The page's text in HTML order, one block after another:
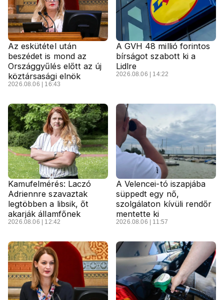
Az eskütétel után
beszédet is mond az
Országgyűlés előtt az új
köztársasági elnök
2026.08.06 | 16:43
A GVH 48 millió forintos
bírságot szabott ki a
Lidlre
2026.08.06 | 14:22
Kamufelmérés: Laczó
Adriennre szavaztak
legtöbben a libsik, őt
akarják államfőnek
2026.08.06 | 12:42
A Velencei-tó iszapjába
süppedt egy nő,
szolgálaton kívüli rendőr
mentette ki
2026.08.06 | 11:57